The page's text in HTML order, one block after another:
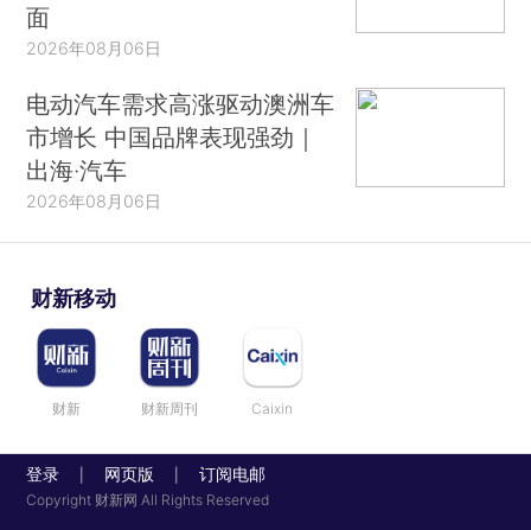
面
2026年08月06日
电动汽车需求高涨驱动澳洲车
市增长 中国品牌表现强劲｜
出海·汽车
2026年08月06日
财新移动
财新 财新周刊 Caixin
登录 网页版 订阅电邮
Copyright 财新网 All Rights Reserved